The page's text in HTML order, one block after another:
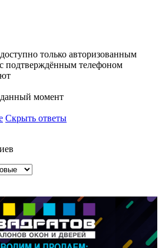
только авторизованным
подтверждённым телефоном
момент
Скрыть ответы